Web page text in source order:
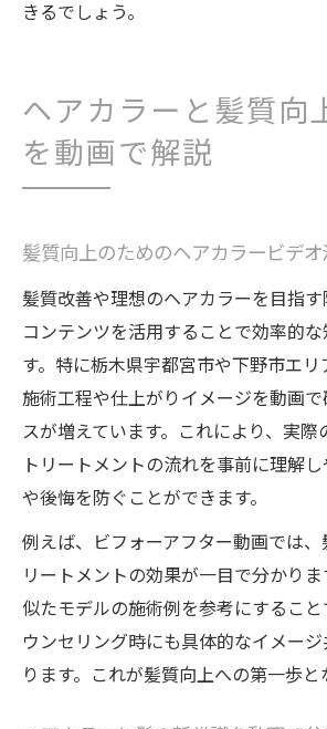
きるでしょう。
ヘアカラーと髪質向
を動画で解説
髪質向上のためのヘアカラービデオ
髪質改善や理想のヘアカラーを目指
コンテンツを活用することで効率的
す。特に栃木県宇都宮市や下野市エリ
施術工程や仕上がりイメージを動画
スが増えています。これにより、実際
トリートメントの流れを事前に理解
や後悔を防ぐことができます。
例えば、ビフォーアフター動画では
リートメントの効果が一目で分かり
似たモデルの施術例を参考にするこ
ウンセリング時にも具体的なイメー
ります。これが髪質向上への第一歩と